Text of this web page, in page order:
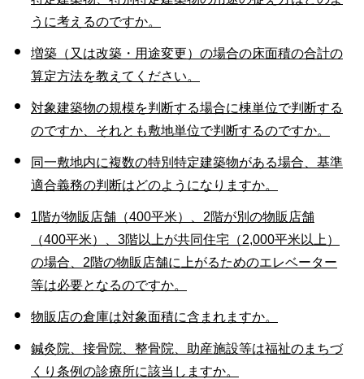
うに考えるのですか。
増築（又は改築・用途変更）の場合の床面積の合計の
算定方法を教えてください。
対象建築物の規模を判断する場合に棟単位で判断する
のですか、それとも敷地単位で判断するのですか。
同一敷地内に複数の特別特定建築物がある場合、基準
適合義務の判断はどのようになりますか。
1階が物販店舗（400平米）、2階が別の物販店舗
（400平米）、3階以上が共同住宅（2,000平米以上）
の場合、2階の物販店舗に上がるためのエレベーター
等は必要となるのですか。
物販店の倉庫は対象面積に含まれますか。
鍼灸院、接骨院、整骨院、助産施設等は福祉のまちづ
くり条例の診療所に該当しますか。